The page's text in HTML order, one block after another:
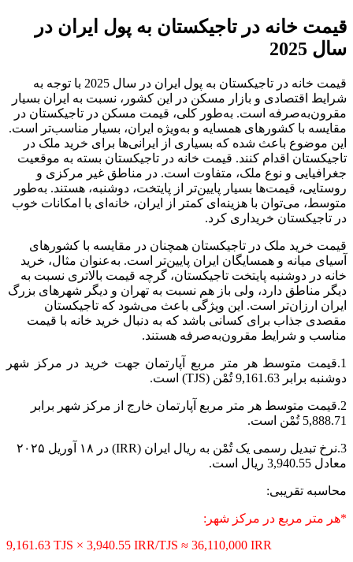
قیمت خانه در تاجیکستان به پول ایران در
سال 2025
قیمت خانه در تاجیکستان به پول ایران در سال 2025 با توجه به
شرایط اقتصادی و بازار مسکن در این کشور، نسبت به ایران بسیار
مقرون‌به‌صرفه است. به‌طور کلی، قیمت مسکن در تاجیکستان در
مقایسه با کشورهای همسایه و به‌ویژه ایران، بسیار مناسب‌تر است.
این موضوع باعث شده که بسیاری از ایرانی‌ها برای خرید ملک در
تاجیکستان اقدام کنند. قیمت خانه در تاجیکستان بسته به موقعیت
جغرافیایی و نوع ملک، متفاوت است. در مناطق غیر مرکزی و
روستایی، قیمت‌ها بسیار پایین‌تر از پایتخت، دوشنبه، هستند. به‌طور
متوسط، می‌توان با هزینه‌ای کمتر از ایران، خانه‌ای با امکانات خوب
در تاجیکستان خریداری کرد.
قیمت خرید ملک در تاجیکستان همچنان در مقایسه با کشورهای
آسیای میانه و همسایگان ایران پایین‌تر است. به‌عنوان مثال، خرید
خانه در دوشنبه پایتخت تاجیکستان، گرچه قیمت بالاتری نسبت به
دیگر مناطق دارد، ولی باز هم نسبت به تهران و دیگر شهرهای بزرگ
ایران ارزان‌تر است. این ویژگی باعث می‌شود که تاجیکستان
مقصدی جذاب برای کسانی باشد که به دنبال خرید خانه با قیمت
مناسب و شرایط مقرون‌به‌صرفه هستند.
1.قیمت متوسط هر متر مربع آپارتمان جهت خرید در مرکز شهر
دوشنبه برابر 9,161.63 تُمْن (TJS) است.
2.قیمت متوسط هر متر مربع آپارتمان خارج از مرکز شهر برابر
5,888.71 تُمْن است.
3.نرخ تبدیل رسمی یک تُمْن به ریال ایران (IRR) در ۱۸ آوریل ۲۰۲۵
معادل 3,940.55 ریال است.
محاسبه تقریبی:
*هر متر مربع در مرکز شهر:
9,161.63 TJS × 3,940.55 IRR/TJS ≈ 36,110,000 IRR